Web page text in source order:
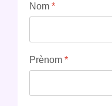
Nom *
Prènom *